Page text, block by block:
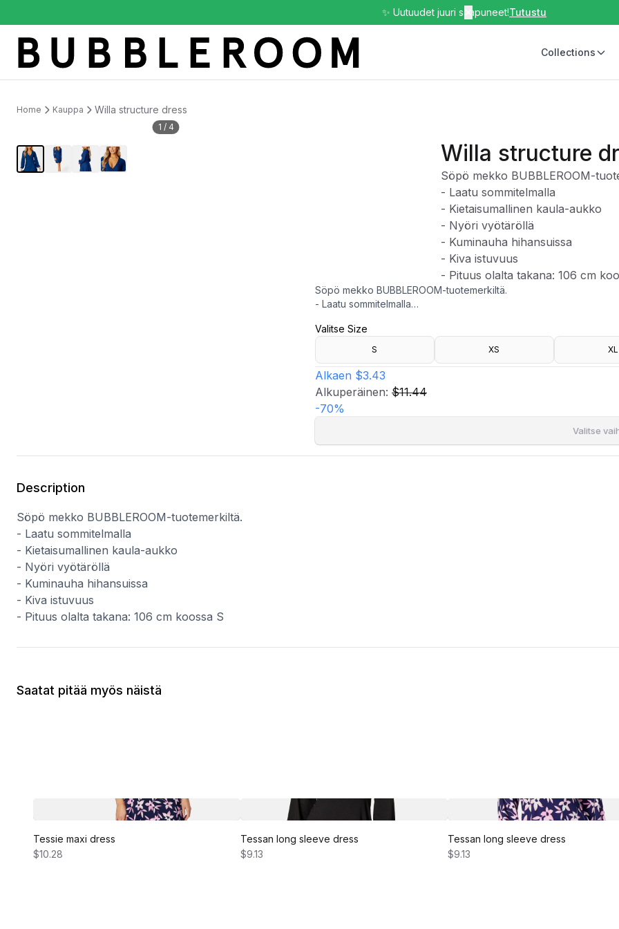
✨ Uutuudet juuri saapuneet!Tutustu
Collections
Home Kauppa Willa structure dress
1 / 4
Willa structure
Söpö mekko BUBBLEROOM-
- Laatu sommitelmalla
- Kietaisumallinen kaula-aukko
- Nyöri vyötäröllä
- Kuminauha hihansuissa
- Kiva istuvuus
- Pituus olalta takana: 106 cm
Söpö mekko BUBBLEROOM-tuotemerkiltä.
- Laatu sommitelmalla
- Nyöri vyötäröllä
- Kuminauha hihansuissa
- Kiva istuvuus
- Pituus olalta takana: 106 cm koossa S
Valitse Size
S XS XL
Alkaen $3.43
Alkuperäinen: $11.44
-70%
Valitse
Description
Söpö mekko BUBBLEROOM-tuotemerkiltä.
- Laatu sommitelmalla
- Kietaisumallinen kaula-aukko
- Nyöri vyötäröllä
- Kuminauha hihansuissa
- Kiva istuvuus
- Pituus olalta takana: 106 cm koossa S
Saatat pitää myös näistä
Tessie maxi dress
$10.28
Tessan long sleeve dress
$9.13
Tessan long sleeve dress
$9.13